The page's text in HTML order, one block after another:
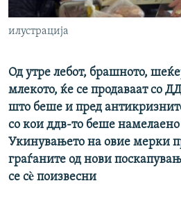
илустрација
Од утре лебот, брашното,
млекото, ќе се продаваат со
што беше и пред
со кои ддв-то беше намелаено
Укинувањето на овие мерки
граѓаните од нови
се сè поизвесни